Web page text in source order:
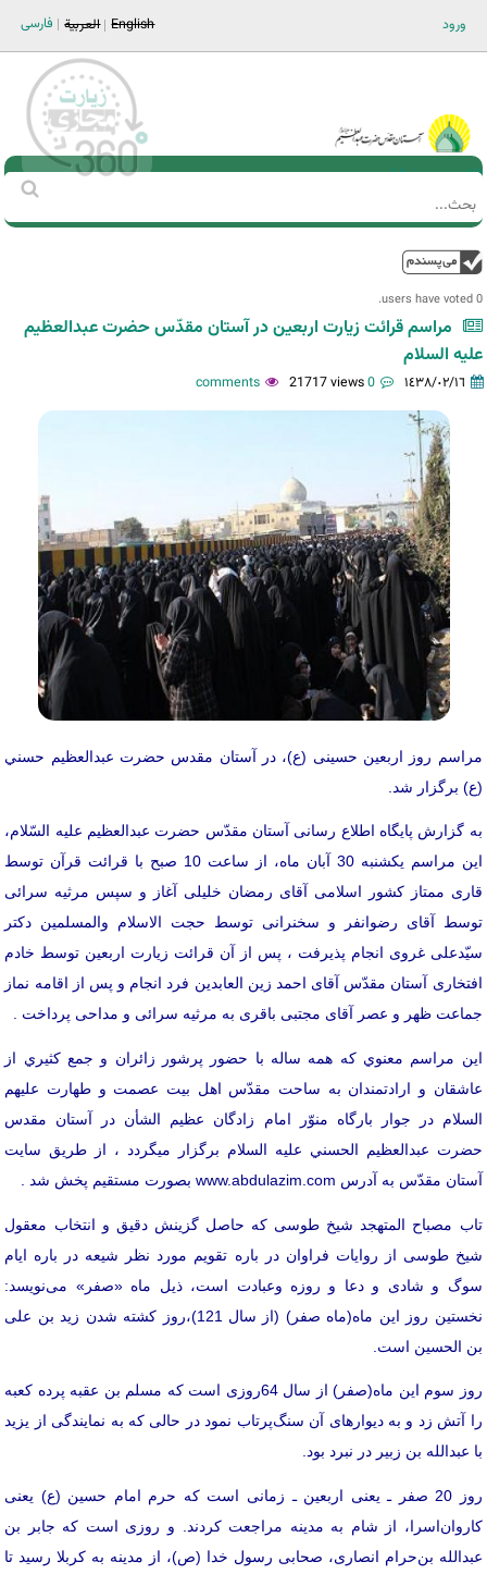
ورود فارسی العربية English
Main men-AR
استمارة
‏
0 users have voted.
مراسم قرائت زیارت اربعین در آستان مقدّس حضرت عبدالعظیم
علیه السلام
١٤٣٨/٠٢/١٦ 0 comments
21717 views
مراسم روز اربعین حسینی (ع)، در آستان مقدس حضرت عبدالعظيم حسني
(ع) برگزار شد.
به گزارش پایگاه اطلاع رسانی آستان مقدّس حضرت عبدالعظيم عليه السّلام،
اين مراسم یکشنبه 30 آبان ماه، از ساعت 10 صبح با قرائت قرآن توسط
قاری ممتاز کشور اسلامی آقای رمضان خلیلی آغاز و سپس مرثیه سرائی
توسط آقای رضوانفر و سخنرانی توسط حجت الاسلام والمسلمین دکتر
سیّدعلی غروی انجام پذیرفت ، پس از آن قرائت زیارت اربعین توسط خادم
افتخاری آستان مقدّس آقای احمد زین العابدین فرد انجام و پس از اقامه نماز
جماعت ظهر و عصر آقای مجتبی باقری به مرثیه سرائی و مداحی پرداخت .
اين مراسم معنوي که همه ساله با حضور پرشور زائران و جمع كثيري از
عاشقان و ارادتمندان به ساحت مقدّس اهل بيت عصمت و طهارت عليهم
السلام در جوار بارگاه منوّر امام زادگان عظيم الشأن در آستان مقدس
حضرت عبدالعظيم الحسني عليه السلام برگزار میگردد ، از طریق سایت
آستان مقدّس به آدرس www.abdulazim.com بصورت مستقیم پخش شد .
تاب مصباح المتهجد شیخ طوسی که حاصل گزینش دقیق و انتخاب معقول
شیخ طوسی از روایات‌ فراوان در باره تقویم مورد نظر شیعه در باره ایام
سوگ و شادی و دعا و روزه وعبادت است‌، ذیل ماه «صفر» می‌نویسد:
نخستین روز این ماه(ماه صفر) (از سال 121)،روز کشته شدن زید بن علی
بن الحسین است‌.
روز سوم این ماه(صفر) از سال 64روزی است که مسلم بن عقبه پرده کعبه
را آتش زد و به دیوارهای آن سنگ‌پرتاب نمود در حالی که به نمایندگی از یزید
با عبدالله بن زبیر در نبرد بود.
روز 20 صفر ـ یعنی اربعین ـ زمانی است که حرم امام حسین (ع‌) یعنی
کاروان‌اسرا، از شام به مدینه مراجعت کردند. و روزی است که جابر بن
عبدالله بن‌حرام انصاری‌، صحابی رسول خدا (ص‌)، از مدینه به کربلا رسید تا